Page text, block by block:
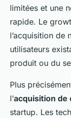
limitées et une
rapide. Le
l’acquisition de
utilisateurs
produit ou du
Plus
l’acquisition de
startup. Les